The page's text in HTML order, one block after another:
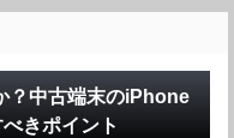
？中古端末のiPhone
きポイント